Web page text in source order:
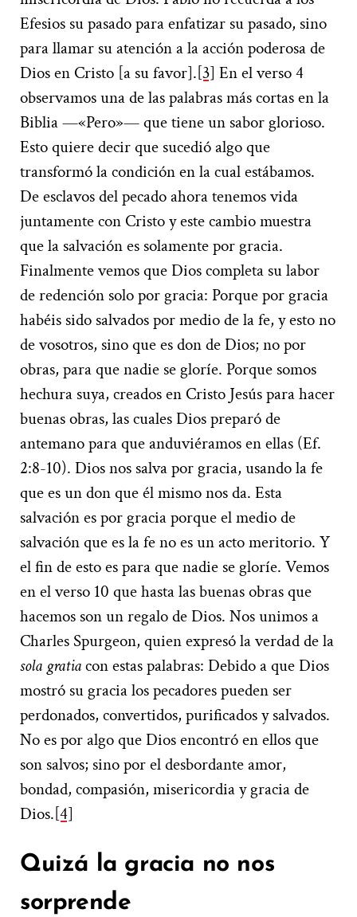
Efesios su pasado para enfatizar su pasado, sino
para llamar su atención a la acción poderosa de
Dios en Cristo [a su favor].[3] En el verso 4
observamos una de las palabras más cortas en la
Biblia —«Pero»— que tiene un sabor glorioso.
Esto quiere decir que sucedió algo que
transformó la condición en la cual estábamos.
De esclavos del pecado ahora tenemos vida
juntamente con Cristo y este cambio muestra
que la salvación es solamente por gracia.
Finalmente vemos que Dios completa su labor
de redención solo por gracia: Porque por gracia
habéis sido salvados por medio de la fe, y esto no
de vosotros, sino que es don de Dios; no por
obras, para que nadie se gloríe. Porque somos
hechura suya, creados en Cristo Jesús para hacer
buenas obras, las cuales Dios preparó de
antemano para que anduviéramos en ellas (Ef.
2:8-10). Dios nos salva por gracia, usando la fe
que es un don que él mismo nos da. Esta
salvación es por gracia porque el medio de
salvación que es la fe no es un acto meritorio. Y
el fin de esto es para que nadie se gloríe. Vemos
en el verso 10 que hasta las buenas obras que
hacemos son un regalo de Dios. Nos unimos a
Charles Spurgeon, quien expresó la verdad de la
sola gratiacon estas palabras: Debido a que Dios
mostró su gracia los pecadores pueden ser
perdonados, convertidos, purificados y salvados.
No es por algo que Dios encontró en ellos que
son salvos; sino por el desbordante amor,
bondad, compasión, misericordia y gracia de
Dios.[4]
Quizá la gracia no nos
sorprende